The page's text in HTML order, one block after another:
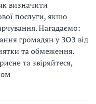
визначити
послуги, якщо
Нагадаємо:
громадян у ЗОЗ від
та обмеження.
та звіряйтеся,